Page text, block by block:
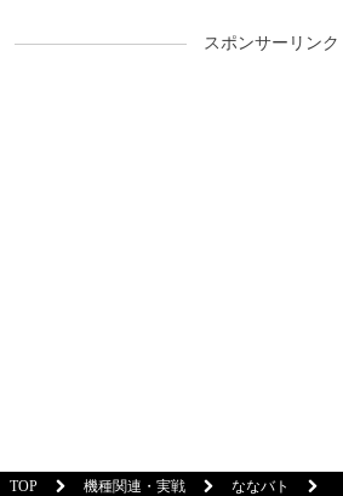
スポンサーリンク
TOP 機種関連・実戦 ななバト